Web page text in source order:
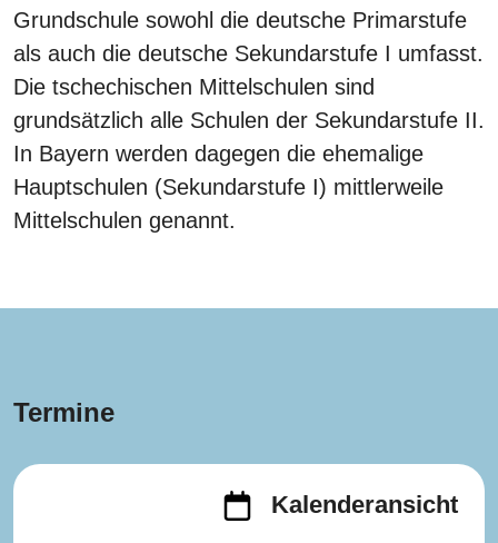
Grundschule sowohl die deutsche Primarstufe
als auch die deutsche Sekundarstufe I umfasst.
Die tschechischen Mittelschulen sind
grundsätzlich alle Schulen der Sekundarstufe II.
In Bayern werden dagegen die ehemalige
Hauptschulen (Sekundarstufe I) mittlerweile
Mittelschulen genannt.
Termine
Kalenderansicht